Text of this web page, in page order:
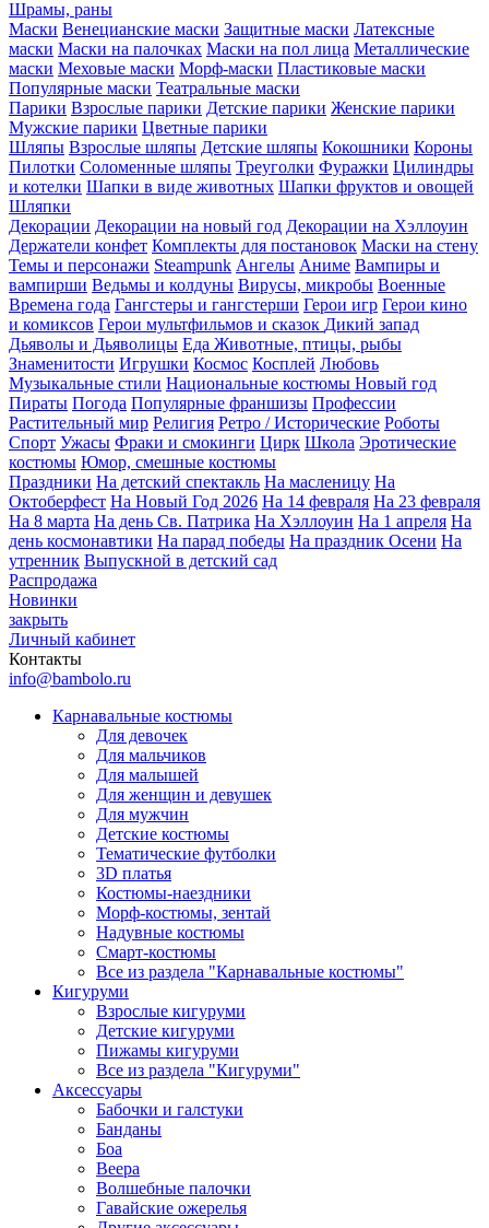
Шрамы, раны
Маски Венецианские маски Защитные маски Латексные
маски Маски на палочках Маски на пол лица Металлические
маски Меховые маски Морф-маски Пластиковые маски
Популярные маски Театральные маски
Парики Взрослые парики Детские парики Женские парики
Мужские парики Цветные парики
Шляпы Взрослые шляпы Детские шляпы Кокошники Короны
Пилотки Соломенные шляпы Треуголки Фуражки Цилиндры
и котелки Шапки в виде животных Шапки фруктов и овощей
Шляпки
Декорации Декорации на новый год Декорации на Хэллоуин
Держатели конфет Комплекты для постановок Маски на стену
Темы и персонажи Steampunk Ангелы Аниме Вампиры и
вампирши Ведьмы и колдуны Вирусы, микробы Военные
Времена года Гангстеры и гангстерши Герои игр Герои кино
и комиксов Герои мультфильмов и сказок Дикий запад
Дьяволы и Дьяволицы Еда Животные, птицы, рыбы
Знаменитости Игрушки Космос Косплей Любовь
Музыкальные стили Национальные костюмы Новый год
Пираты Погода Популярные франшизы Профессии
Растительный мир Религия Ретро / Исторические Роботы
Спорт Ужасы Фраки и смокинги Цирк Школа Эротические
костюмы Юмор, смешные костюмы
Праздники На детский спектакль На масленицу На
Октоберфест На Новый Год 2026 На 14 февраля На 23 февраля
На 8 марта На день Св. Патрика На Хэллоуин На 1 апреля На
день космонавтики На парад победы На праздник Осени На
утренник Выпускной в детский сад
Распродажа
Новинки
закрыть
Личный кабинет
Контакты
info@bambolo.ru
Карнавальные костюмы
Для девочек
Для мальчиков
Для малышей
Для женщин и девушек
Для мужчин
Детские костюмы
Тематические футболки
3D платья
Костюмы-наездники
Морф-костюмы, зентай
Надувные костюмы
Смарт-костюмы
Все из раздела "Карнавальные костюмы"
Кигуруми
Взрослые кигуруми
Детские кигуруми
Пижамы кигуруми
Все из раздела "Кигуруми"
Аксессуары
Бабочки и галстуки
Банданы
Боа
Веера
Волшебные палочки
Гавайские ожерелья